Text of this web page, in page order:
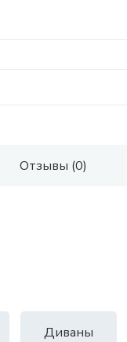
Отзывы (0)
Диваны